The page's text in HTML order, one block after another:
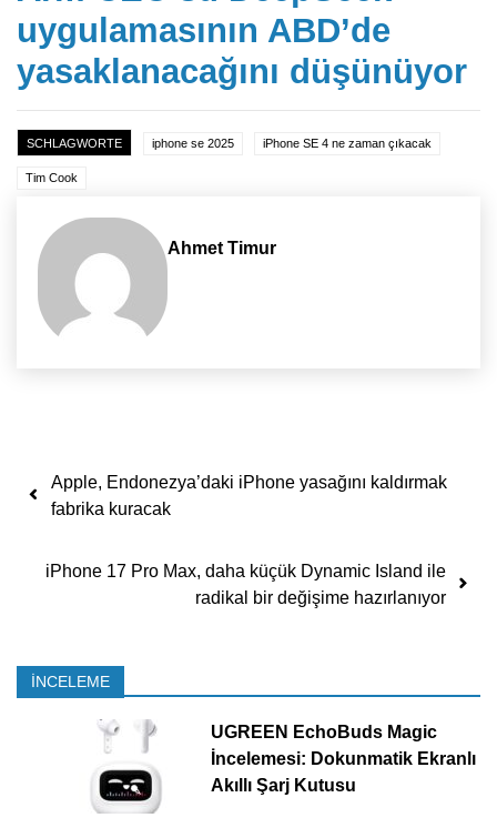
uygulamasının ABD’de
yasaklanacağını düşünüyor
SCHLAGWORTE iphone se 2025 iPhone SE 4 ne zaman çıkacak
Tim Cook
Ahmet Timur
Yazı dolaşımı
Apple, Endonezya’daki iPhone yasağını kaldırmak
fabrika kuracak
iPhone 17 Pro Max, daha küçük Dynamic Island ile
radikal bir değişime hazırlanıyor
İNCELEME
UGREEN EchoBuds Magic
İncelemesi: Dokunmatik Ekranlı
Akıllı Şarj Kutusu